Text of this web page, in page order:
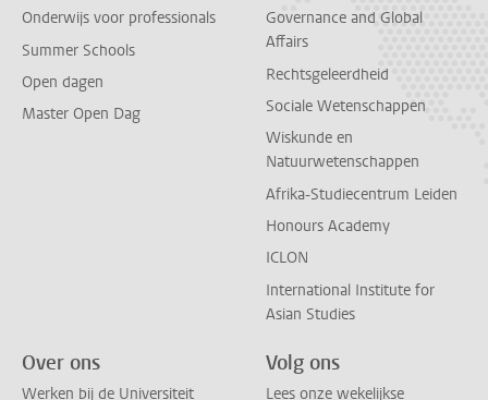
Onderwijs voor professionals
Summer Schools
Open dagen
Master Open Dag
Governance and Global
Affairs
Rechtsgeleerdheid
Sociale Wetenschappen
Wiskunde en
Natuurwetenschappen
Afrika-Studiecentrum Leiden
Honours Academy
ICLON
International Institute for
Asian Studies
Over ons
Werken bij de Universiteit
Volg ons
Lees onze wekelijkse